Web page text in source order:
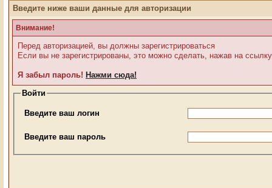
Введите ниже ваши данные для авторизации
Внимание!
Перед авторизацией, вы должны зарегистрироваться
Если вы не зарегистрированы, это можно сделать, нажав на
Я забыл пароль! Нажми сюда!
Войти
Введите ваш логин
Введите ваш пароль